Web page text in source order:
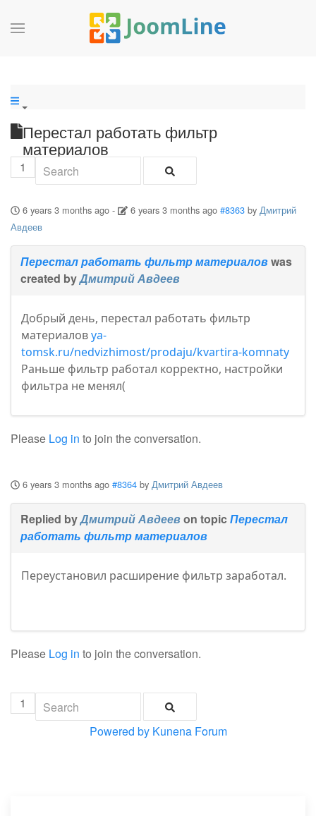
Перестал работать фильтр
материалов
1
6 years 3 months ago- 6 years 3 months ago #8363 byДмитрий
Авдеев
Перестал работать фильтр материаловwas
created byДмитрий Авдеев
Добрый день, перестал работать фильтр
материаловya-
tomsk.ru/nedvizhimost/prodaju/kvartira-komnaty
Раньше фильтр работал корректно, настройки
фильтра не менял(
Please Log in to join the conversation.
6 years 3 months ago #8364 by Дмитрий Авдеев
Replied byДмитрий Авдеевon topic Перестал
работать фильтр материалов
Переустановил расширение фильтр заработал.
Please Log in to join the conversation.
1
Powered by Kunena Forum